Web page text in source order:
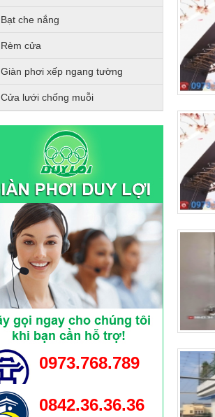
Bạt che nắng
Rèm cửa
Giàn phơi xếp ngang tường
Cửa lưới chống muỗi
0973.768.789
0842.36.36.36